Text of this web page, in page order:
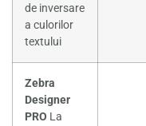
de inversare
a culorilor
textului
Zebra
Designer
PRO La